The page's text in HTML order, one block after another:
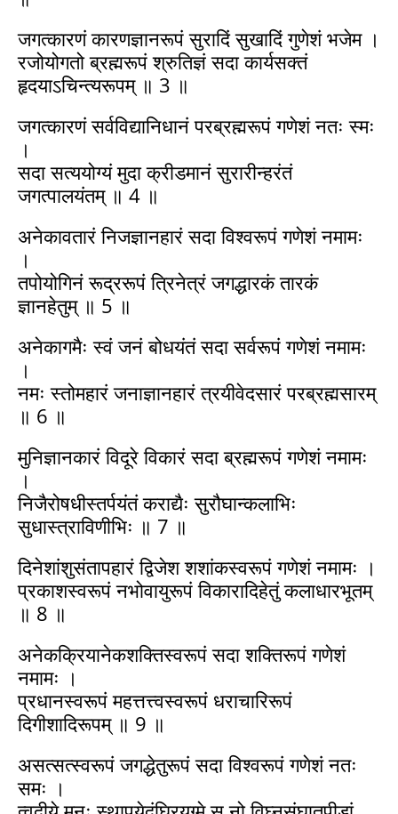
जगत्कारणं कारणज्ञानरूपं सुरादिं सुखादिं गुणेशं भजेम ।
रजोयोगतो ब्रह्मरूपं श्रुतिज्ञं सदा कार्यसक्तं
हृदयाऽचिन्त्यरूपम् ॥ 3 ॥
जगत्कारणं सर्वविद्यानिधानं परब्रह्मरूपं गणेशं नतः स्मः
।
सदा सत्ययोग्यं मुदा क्रीडमानं सुरारीन्हरंतं
जगत्पालयंतम् ॥ 4 ॥
अनेकावतारं निजज्ञानहारं सदा विश्वरूपं गणेशं नमामः
।
तपोयोगिनं रूद्ररूपं त्रिनेत्रं जगद्धारकं तारकं
ज्ञानहेतुम् ॥ 5 ॥
अनेकागमैः स्वं जनं बोधयंतं सदा सर्वरूपं गणेशं नमामः
।
नमः स्तोमहारं जनाज्ञानहारं त्रयीवेदसारं परब्रह्मसारम्
॥ 6 ॥
मुनिज्ञानकारं विदूरे विकारं सदा ब्रह्मरूपं गणेशं नमामः
।
निजैरोषधीस्तर्पयंतं कराद्यैः सुरौघान्कलाभिः
सुधास्त्राविणीभिः ॥ 7 ॥
दिनेशांशुसंतापहारं द्विजेश शशांकस्वरूपं गणेशं नमामः ।
प्रकाशस्वरूपं नभोवायुरूपं विकारादिहेतुं कलाधारभूतम्
॥ 8 ॥
अनेकक्रियानेकशक्तिस्वरूपं सदा शक्तिरूपं गणेशं
नमामः ।
प्रधानस्वरूपं महत्तत्त्वस्वरूपं धराचारिरूपं
दिगीशादिरूपम् ॥ 9 ॥
असत्सत्स्वरूपं जगद्धेतुरूपं सदा विश्वरूपं गणेशं नतः
समः ।